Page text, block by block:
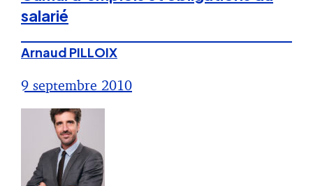
salarié
Arnaud PILLOIX
9 septembre 2010